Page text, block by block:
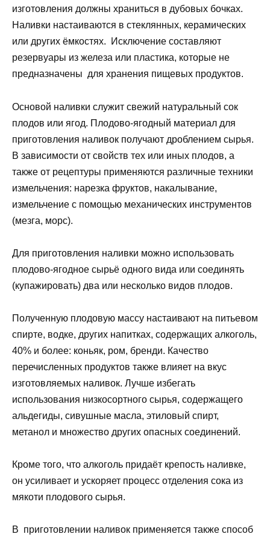
изготовления должны храниться в дубовых бочках.
Наливки настаиваются в стеклянных, керамических
или других ёмкостях. Исключение составляют
резервуары из железа или пластика, которые не
предназначены для хранения пищевых продуктов.
Основой наливки служит свежий натуральный сок
плодов или ягод. Плодово-ягодный материал для
приготовления наливок получают дроблением сырья.
В зависимости от свойств тех или иных плодов, а
также от рецептуры применяются различные техники
измельчения: нарезка фруктов, накалывание,
измельчение с помощью механических инструментов
(мезга, морс).
Для приготовления наливки можно использовать
плодово-ягодное сырьё одного вида или соединять
(купажировать) два или несколько видов плодов.
Полученную плодовую массу настаивают на питьевом
спирте, водке, других напитках, содержащих алкоголь,
40% и более: коньяк, ром, бренди. Качество
перечисленных продуктов также влияет на вкус
изготовляемых наливок. Лучше избегать
использования низкосортного сырья, содержащего
альдегиды, сивушные масла, этиловый спирт,
метанол и множество других опасных соединений.
Кроме того, что алкоголь придаёт крепость наливке,
он усиливает и ускоряет процесс отделения сока из
мякоти плодового сырья.
В приготовлении наливок применяется также способ